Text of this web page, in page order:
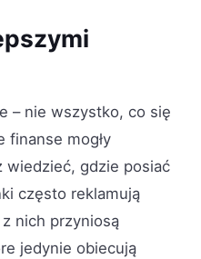
– nie wszystko, co się
finanse mogły
wiedzieć, gdzie posiać
często reklamują
nich przyniosą
jedynie obiecują